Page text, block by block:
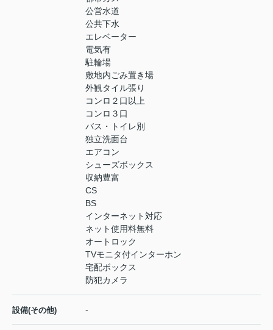
公営水道
公共下水
エレベーター
電気有
駐輪場
敷地内ごみ置き場
外観タイル張り
コンロ２口以上
コンロ３口
バス・トイレ別
独立洗面台
エアコン
シューズボックス
収納豊富
CS
BS
インターネット対応
ネット使用料無料
オートロック
TVモニタ付インターホン
宅配ボックス
防犯カメラ
設備(その他) -